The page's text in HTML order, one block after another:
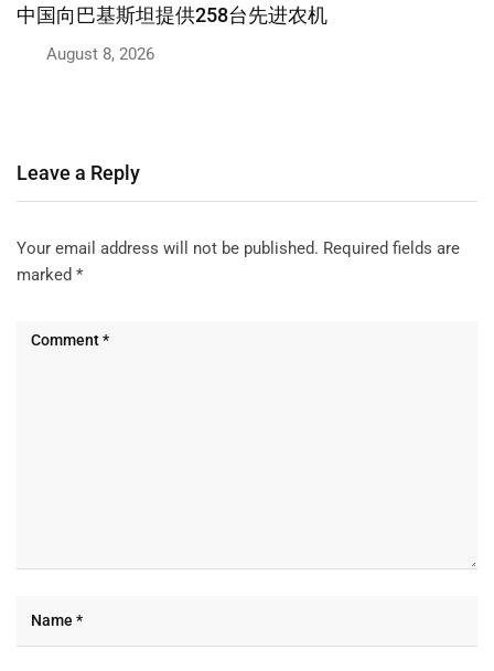
中巴经济走廊技能转移结出硕果，巴基斯坦工程师荣
获国际认可
Leave a Reply
Your email address will not be published. Required fields are
marked *